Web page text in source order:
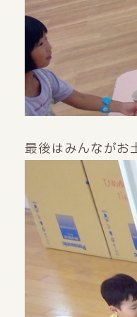
最後はみんなが